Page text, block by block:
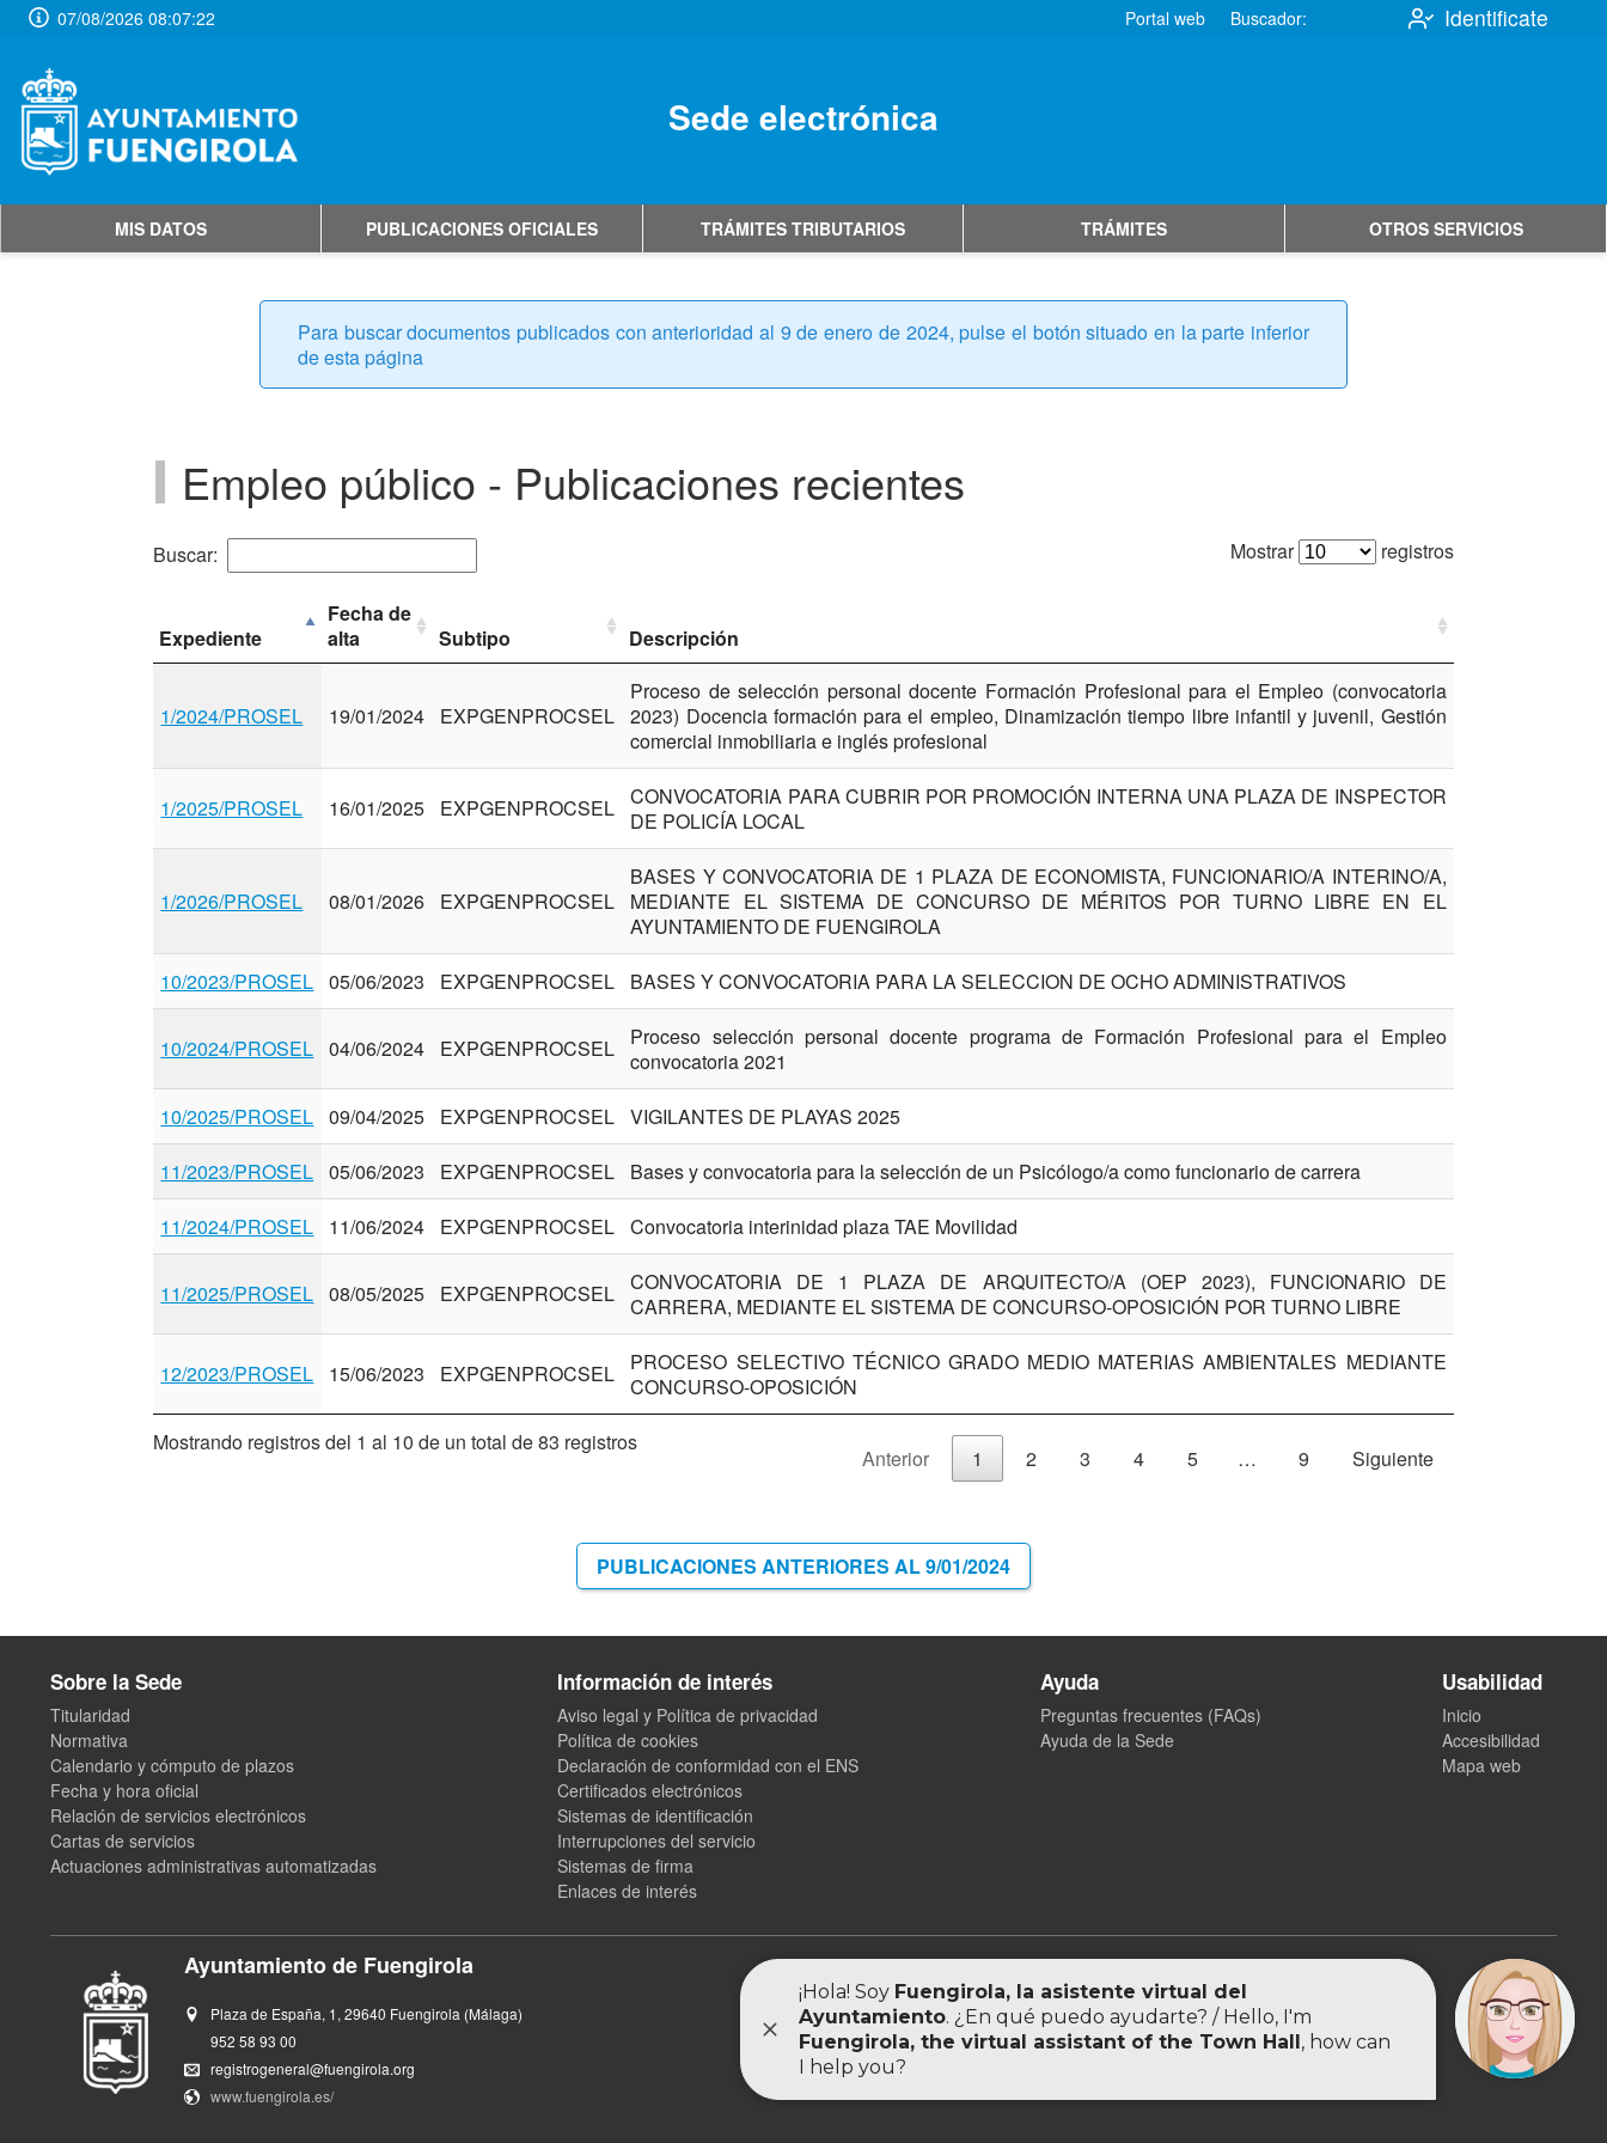
07/08/2026 08:07:22 Portal web Buscador: Identificate
Sede electrónica
MIS DATOS PUBLICACIONES OFICIALES TRÁMITES TRIBUTARIOS TRÁMITES OTROS SERVICIOS
Para buscar documentos publicados con anterioridad al 9 de enero de 2024, pulse el botón situado en la parte inferior
de esta página
Empleo público - Publicaciones recientes
Buscar: Mostrar registros
Expediente
Fecha de
alta
Subtipo Descripción
1/2024/PROSEL 19/01/2024 EXPGENPROCSEL
Proceso de selección personal docente Formación Profesional para el Empleo (convocatoria
2023) Docencia formación para el empleo, Dinamización tiempo libre infantil y juvenil, Gestión
comercial inmobiliaria e inglés profesional
1/2025/PROSEL 16/01/2025 EXPGENPROCSEL CONVOCATORIA PARA CUBRIR POR PROMOCIÓN INTERNA UNA PLAZA DE INSPECTOR
DE POLICÍA LOCAL
1/2026/PROSEL 08/01/2026 EXPGENPROCSEL
BASES Y CONVOCATORIA DE 1 PLAZA DE ECONOMISTA, FUNCIONARIO/A INTERINO/A,
MEDIANTE EL SISTEMA DE CONCURSO DE MÉRITOS POR TURNO LIBRE EN EL
AYUNTAMIENTO DE FUENGIROLA
10/2023/PROSEL 05/06/2023 EXPGENPROCSEL BASES Y CONVOCATORIA PARA LA SELECCION DE OCHO ADMINISTRATIVOS
10/2024/PROSEL 04/06/2024 EXPGENPROCSEL
Proceso selección personal docente programa de Formación Profesional para el Empleo
convocatoria 2021
10/2025/PROSEL 09/04/2025 EXPGENPROCSEL VIGILANTES DE PLAYAS 2025
11/2023/PROSEL 05/06/2023 EXPGENPROCSEL
Bases y convocatoria para la selección de un Psicólogo/a como funcionario de carrera
11/2024/PROSEL
11/06/2024 EXPGENPROCSEL Convocatoria interinidad plaza TAE Movilidad
11/2025/PROSEL 08/05/2025 EXPGENPROCSEL CONVOCATORIA DE 1 PLAZA DE ARQUITECTO/A (OEP 2023), FUNCIONARIO DE
CARRERA, MEDIANTE EL SISTEMA DE CONCURSO-OPOSICIÓN POR TURNO LIBRE
12/2023/PROSEL 15/06/2023 EXPGENPROCSEL
PROCESO SELECTIVO TÉCNICO GRADO MEDIO MATERIAS AMBIENTALES MEDIANTE
CONCURSO-OPOSICIÓN
Mostrando registros del 1 al 10 de un total de 83 registros
Anterior 1 2 3 4 5 … 9 Siguiente
PUBLICACIONES ANTERIORES AL 9/01/2024
Sobre la Sede
Titularidad
Normativa
Calendario y cómputo de plazos
Fecha y hora oficial
Relación de servicios electrónicos
Cartas de servicios
Actuaciones administrativas automatizadas
Información de interés
Aviso legal y Política de privacidad
Política de cookies
Declaración de conformidad con el ENS
Certificados electrónicos
Sistemas de identificación
Interrupciones del servicio
Sistemas de firma
Enlaces de interés
Ayuda
Preguntas frecuentes (FAQs)
Ayuda de la Sede
Usabilidad
Inicio
Accesibilidad
Mapa web
Ayuntamiento de Fuengirola
Plaza de España, 1, 29640 Fuengirola (Málaga)
952 58 93 00
registrogeneral@fuengirola.org
www.fuengirola.es/